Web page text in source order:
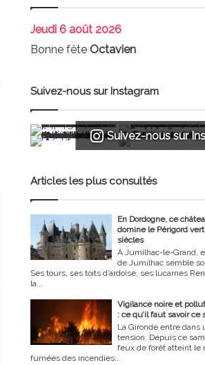
Jeudi 6 août 2026
Bonne fête Octavien
Suivez-nous sur Instagram
Suivez-nous sur
Articles les plus consultés
En Dordogne, ce
domine le Périgord
siècles
À Jumilhac-le-Grand,
de Jumilhac semble
Ses tours, ses toits d’ardoise, ses lucarnes
la...
Vigilance noire et
: ce qu’il faut savoir ce
La Gironde entre
tension. Depuis ce
feux de forêt atteint le
fumées des incendies...